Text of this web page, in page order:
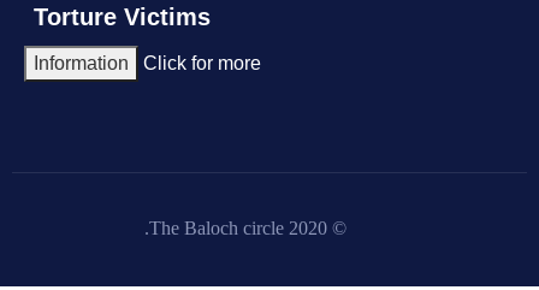
Torture Victims
Click for more
Information
© 2020 The Baloch circle.